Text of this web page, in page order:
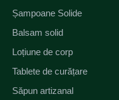
Șampoane Solide
Balsam solid
Loțiune de corp
Tablete de curățare
Săpun artizanal